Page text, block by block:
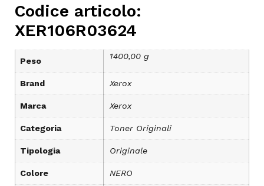
Codice articolo:
XER106R03624
Peso 1400,00 g
Brand Xerox
Marca Xerox
Categoria Toner Originali
Tipologia Originale
Colore NERO